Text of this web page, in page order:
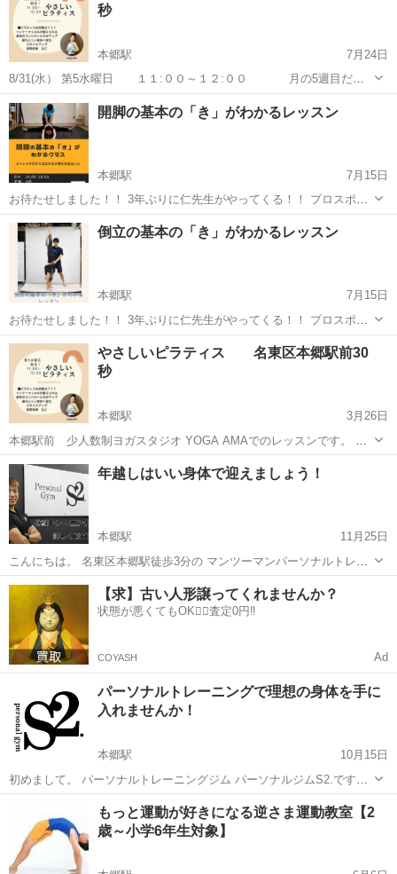
秒
本郷駅
7月24日
8/31(水） 第5水曜日 １１:００～１２:００ 月の5週目だけ
の特別レッスン sayumi先生のピラティス こんな方におすすめ ✔️疲れ
にくい身体を手に入れたい ✔️運動不足を...
愛知 名古屋市 本郷駅 その他 ピラティス
開脚の基本の「き」がわかるレッスン
本郷駅
7月15日
お待たせしました！！ 3年ぶりに仁先生がやってくる！！ プロスポー
ツ選手にもストレッチやトレーニング指導を行い、 また自らも倒立や
ブリッジ、ストレッチなど身体の機能性アップの探求を続けている。
愛知 名古屋市 本郷駅 その他 ストレッチ
倒立の基本の「き」がわかるレッスン
本郷駅
7月15日
お待たせしました！！ 3年ぶりに仁先生がやってくる！！ プロスポー
ツ選手にもストレッチやトレーニング指導を行い、 また自らも倒立や
ブリッジ、ストレッチなど身体の機能性アップの探求を続けている。
そんな...
愛知 名古屋市 ストレッチ
やさしいピラティス 名東区本郷駅前30
秒
本郷駅
3月26日
本郷駅前 少人数制ヨガスタジオ YOGA AMAでのレッスンです。 第5
週目だけのsayumi先生によるスペシャルレッスン 3/30（水） １
１:００～１２:００ こんな方にお...
愛知 名古屋市 その他 ピラティス
年越しはいい身体で迎えましょう！
本郷駅
11月25日
こんにちは。 名東区本郷駅徒歩3分の マンツーマンパーソナルトレー
ニングジム パーソナルジムS2.です。 2019年も残りあと少しです。 今
は冬だから太りやすいのは仕方ない・・・ でも、少しは自分の体型
愛知 名古屋市 本郷駅 その他
【求】古い人形譲ってくれませんか？
状態が悪くてもOK🙆‍♀️査定0円‼️
COYASH Ad
パーソナルトレーニングで理想の身体を手に
入れませんか！
本郷駅
10月15日
初めまして。 パーソナルトレーニングジム パーソナルジムS2.です。
お試し価格！ 体験トレーニング 1回 3,000円で行えます。 こんな
方におススメです！ ・パーソナルトレーニングは気になるが自...
名古屋市 本郷駅 その他
もっと運動が好きになる逆さま運動教室【2
歳～小学6年生対象】